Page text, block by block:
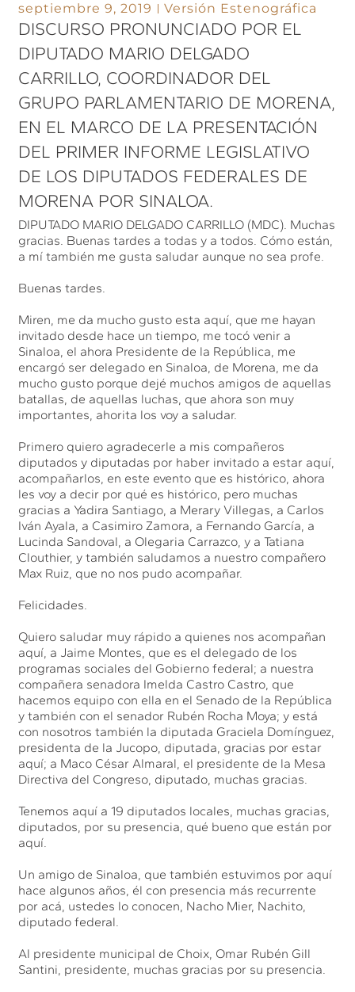
septiembre 9, 2019 Versión Estenográfica
DISCURSO PRONUNCIADO POR EL
DIPUTADO MARIO DELGADO
CARRILLO, COORDINADOR DEL
GRUPO PARLAMENTARIO DE MORENA,
EN EL MARCO DE LA PRESENTACIÓN
DEL PRIMER INFORME LEGISLATIVO
DE LOS DIPUTADOS FEDERALES DE
MORENA POR SINALOA.
DIPUTADO MARIO DELGADO CARRILLO (MDC). Muchas
gracias. Buenas tardes a todas y a todos. Cómo están,
a mí también me gusta saludar aunque no sea profe.
Buenas tardes.
Miren, me da mucho gusto esta aquí, que me hayan
invitado desde hace un tiempo, me tocó venir a
Sinaloa, el ahora Presidente de la República, me
encargó ser delegado en Sinaloa, de Morena, me da
mucho gusto porque dejé muchos amigos de aquellas
batallas, de aquellas luchas, que ahora son muy
importantes, ahorita los voy a saludar.
Primero quiero agradecerle a mis compañeros
diputados y diputadas por haber invitado a estar aquí,
acompañarlos, en este evento que es histórico, ahora
les voy a decir por qué es histórico, pero muchas
gracias a Yadira Santiago, a Merary Villegas, a Carlos
Iván Ayala, a Casimiro Zamora, a Fernando García, a
Lucinda Sandoval, a Olegaria Carrazco, y a Tatiana
Clouthier, y también saludamos a nuestro compañero
Max Ruiz, que no nos pudo acompañar.
Felicidades.
Quiero saludar muy rápido a quienes nos acompañan
aquí, a Jaime Montes, que es el delegado de los
programas sociales del Gobierno federal; a nuestra
compañera senadora Imelda Castro Castro, que
hacemos equipo con ella en el Senado de la República
y también con el senador Rubén Rocha Moya; y está
con nosotros también la diputada Graciela Domínguez,
presidenta de la Jucopo, diputada, gracias por estar
aquí; a Maco César Almaral, el presidente de la Mesa
Directiva del Congreso, diputado, muchas gracias.
Tenemos aquí a 19 diputados locales, muchas gracias,
diputados, por su presencia, qué bueno que están por
aquí.
Un amigo de Sinaloa, que también estuvimos por aquí
hace algunos años, él con presencia más recurrente
por acá, ustedes lo conocen, Nacho Mier, Nachito,
diputado federal.
Al presidente municipal de Choix, Omar Rubén Gill
Santini, presidente, muchas gracias por su presencia.